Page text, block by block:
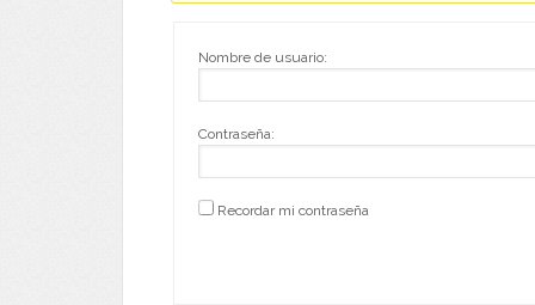
Nombre de usuario:
Contraseña:
Recordar mi contraseña